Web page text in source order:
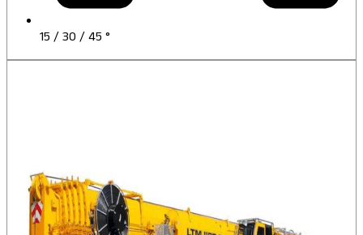
15 / 30 / 45 °